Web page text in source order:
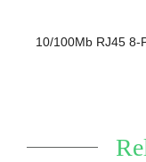
10/100Mb RJ45 8-